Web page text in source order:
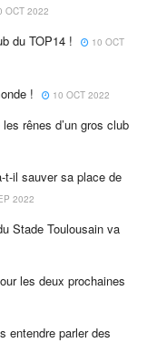
OCT 2022
du TOP14 !
10 OCT
! 10 OCT 2022
rênes d’un gros club
t-il sauver sa place de
2022
Stade Toulousain va
les deux prochaines
entendre parler des